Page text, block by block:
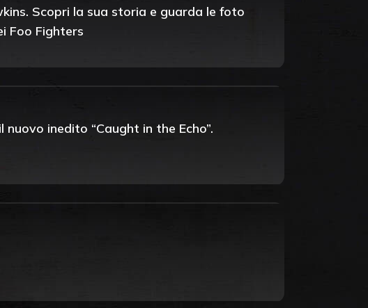
Scopri la sua storia e guarda le foto
Foo Fighters
inedito “Caught in the Echo”.